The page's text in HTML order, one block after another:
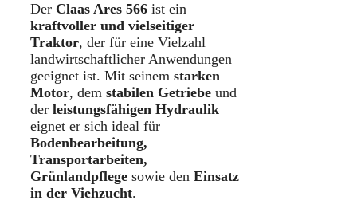
Der Claas Ares 566 ist ein
kraftvoller und vielseitiger
Traktor, der für eine Vielzahl
landwirtschaftlicher Anwendungen
geeignet ist. Mit seinem starken
Motor, dem stabilen Getriebe und
der leistungsfähigen Hydraulik
eignet er sich ideal für
Bodenbearbeitung,
Transportarbeiten,
Grünlandpflege sowie den Einsatz
in der Viehzucht.